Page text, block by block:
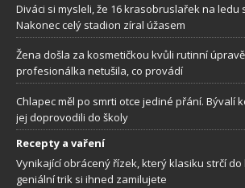
Diváci si mysleli, že 16 krasobruslařek na ledu
Nakonec celý stadion zíral úžasem
Žena došla za kosmetičkou kvůli rutinní
profesionálka netušila, co provádí
Chlapec měl po smrti otce jediné přání. Bývalí
jej doprovodili do školy
Recepty a vaření
Vynikající obrácený řízek, který klasiku strčí do
geniální trik si ihned zamilujete